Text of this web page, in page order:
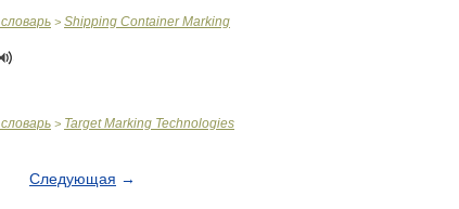
словарь > Shipping Container Marking
словарь > Target Marking Technologies
Следующая →